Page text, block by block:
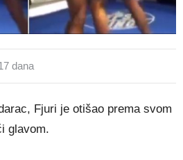
dana
Fjuri je otišao prema svom
glavom.